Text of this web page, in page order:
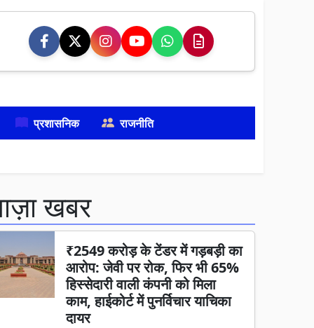
प्रशासनिक राजनीति
खबर
₹2549 करोड़ के टेंडर में गड़बड़ी का
आरोप: जेवी पर रोक, फिर भी 65%
हिस्सेदारी वाली कंपनी को मिला
काम, हाईकोर्ट में पुनर्विचार याचिका
दायर